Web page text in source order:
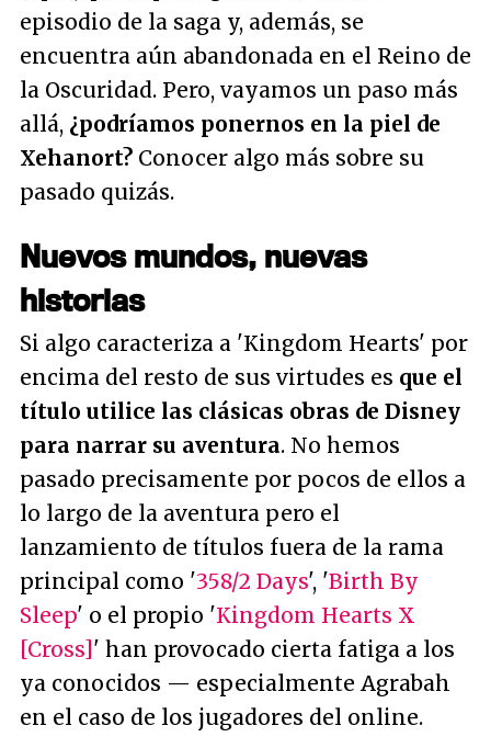
episodio de la saga y, además, se
encuentra aún abandonada en el Reino de
la Oscuridad. Pero, vayamos un paso más
allá, ¿podríamos ponernos en la piel de
Xehanort? Conocer algo más sobre su
pasado quizás.
Nuevos mundos, nuevas
historias
Si algo caracteriza a 'Kingdom Hearts' por
encima del resto de sus virtudes es que el
título utilice las clásicas obras de Disney
para narrar su aventura. No hemos
pasado precisamente por pocos de ellos a
lo largo de la aventura pero el
lanzamiento de títulos fuera de la rama
principal como '358/2 Days', 'Birth By
Sleep' o el propio 'Kingdom Hearts X
[Cross]' han provocado cierta fatiga a los
ya conocidos — especialmente Agrabah
en el caso de los jugadores del online.